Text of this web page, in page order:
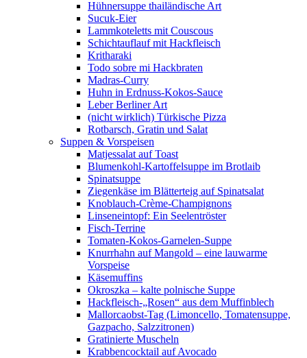
Hühnersuppe thailändische Art
Sucuk-Eier
Lammkoteletts mit Couscous
Schichtauflauf mit Hackfleisch
Kritharaki
Todo sobre mi Hackbraten
Madras-Curry
Huhn in Erdnuss-Kokos-Sauce
Leber Berliner Art
(nicht wirklich) Türkische Pizza
Rotbarsch, Gratin und Salat
Suppen & Vorspeisen
Matjessalat auf Toast
Blumenkohl-Kartoffelsuppe im Brotlaib
Spinatsuppe
Ziegenkäse im Blätterteig auf Spinatsalat
Knoblauch-Crème-Champignons
Linseneintopf: Ein Seelentröster
Fisch-Terrine
Tomaten-Kokos-Garnelen-Suppe
Knurrhahn auf Mangold – eine lauwarme
Vorspeise
Käsemuffins
Okroszka – kalte polnische Suppe
Hackfleisch-„Rosen“ aus dem Muffinblech
Mallorcaobst-Tag (Limoncello, Tomatensuppe,
Gazpacho, Salzzitronen)
Gratinierte Muscheln
Krabbencocktail auf Avocado